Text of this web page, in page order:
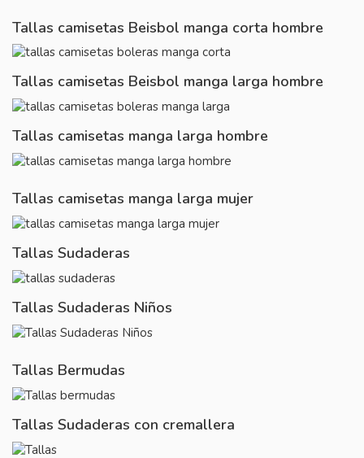
Tallas camisetas Beisbol manga corta hombre
Tallas camisetas Beisbol manga larga hombre
Tallas camisetas manga larga hombre
Tallas camisetas manga larga mujer
Tallas Sudaderas
Tallas Sudaderas Niños
Tallas Bermudas
Tallas Sudaderas con cremallera